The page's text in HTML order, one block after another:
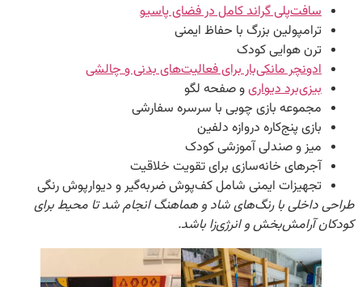
گراند کامل در فضای پاسیو
بزرگ با حفاظ ایمنی
هوایی کودک
مانکی‌بار برای فعالیت‌های بدنی و چالشی
دیواریو صفحه لگو
بازی چوبی با سرسره سفارشی
پنج‌کاره دروازه دلفین
و صندلی آموزشی کودک
خانه‌سازی برای تقویت خلاقیت
ایمنی شامل کف‌پوش ضربه‌گیر و دیوارپوش رنگی
با رنگ‌های شاد و هماهنگ انجام شد تا محیط برای
آرامش‌بخش و انرژی‌زا باشد.